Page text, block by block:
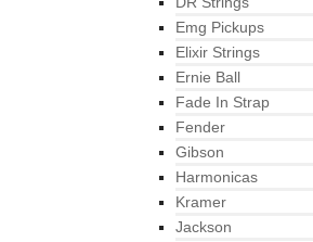
Emg Pickups
Elixir Strings
Ernie Ball
Fade In Strap
Fender
Gibson
Harmonicas
Kramer
Jackson